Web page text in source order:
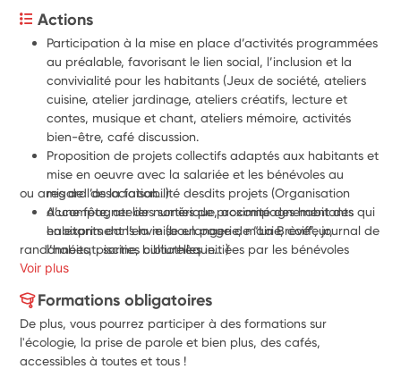
Actions
Participation à la mise en place d’activités programmées
au préalable, favorisant le lien social, l’inclusion et la
convivialité pour les habitants (Jeux de société, ateliers
cuisine, atelier jardinage, ateliers créatifs, lecture et
contes, musique et chant, ateliers mémoire, activités
bien-être, café discussion.
Proposition de projets collectifs adaptés aux habitants et
mise en oeuvre avec la salariée et les bénévoles au
regard de la faisabilité desdits projets (Organisation
d’une fête, atelier numérique, accompagnement des
habitants dans la mise en page de “La Brève”, journal de
l’habitat, sorties culturelles initiées par les bénévoles
ou amis de l’association…)
Accompagner des sorties de proximité des habitants qui
en expriment l’envie (boulangerie, mairie, coiffeur,
randonnées, piscine, bibliothèque… )
Voir plus
Formations obligatoires
De plus, vous pourrez participer à des formations sur
l'écologie, la prise de parole et bien plus, des cafés,
accessibles à toutes et tous !